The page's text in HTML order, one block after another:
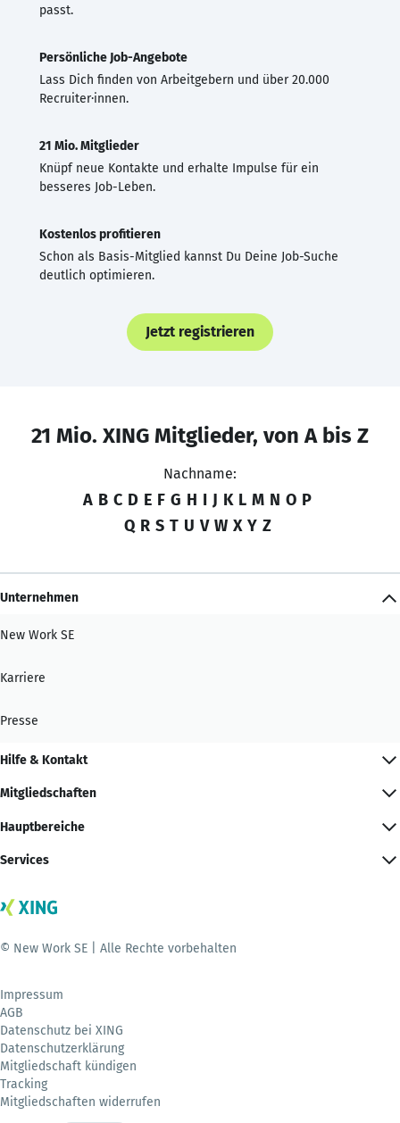
passt.
Persönliche Job-Angebote
Lass Dich finden von Arbeitgebern und über 20.000
Recruiter·innen.
21 Mio. Mitglieder
Knüpf neue Kontakte und erhalte Impulse für ein
besseres Job-Leben.
Kostenlos profitieren
Schon als Basis-Mitglied kannst Du Deine Job-Suche
deutlich optimieren.
Jetzt registrieren
21 Mio. XING Mitglieder, von A bis Z
Nachname:
A B C D E F G H I J K L M N O P
Q R S T U V W X Y Z
Unternehmen
New Work SE
Karriere
Presse
Hilfe & Kontakt
Mitgliedschaften
Hauptbereiche
Services
© New Work SE | Alle Rechte vorbehalten
Impressum
AGB
Datenschutz bei XING
Datenschutzerklärung
Mitgliedschaft kündigen
Tracking
Mitgliedschaften widerrufen